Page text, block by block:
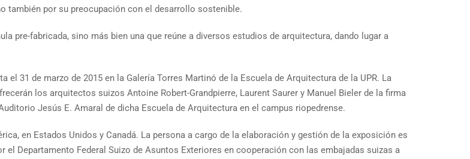
también por su preocupación con el desarrollo sostenible.
pre-fabricada, sino más bien una que reúne a diversos estudios de arquitectura, dando lugar a
31 de marzo de 2015 en la Galería Torres Martinó de la Escuela de Arquitectura de la UPR. La
los arquitectos suizos Antoine Robert-Grandpierre, Laurent Saurer y Manuel Bieler de la firma
Jesús E. Amaral de dicha Escuela de Arquitectura en el campus riopedrense.
en Estados Unidos y Canadá. La persona a cargo de la elaboración y gestión de la exposición es
Departamento Federal Suizo de Asuntos Exteriores en cooperación con las embajadas suizas a